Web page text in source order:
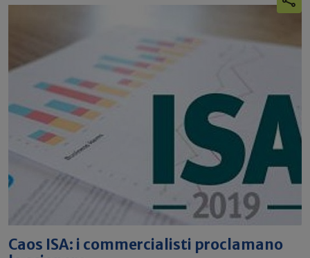
Caos ISA: i commercialisti proclamano